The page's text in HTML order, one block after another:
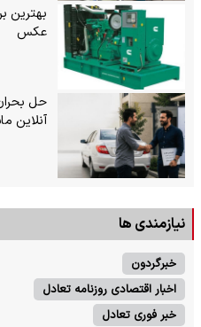
بهترین
عکس
حل
آنلاین
نیازمندی ها
خبرگردون
اخبار اقتصادی روزنامه تعادل
خبر فوری تعادل